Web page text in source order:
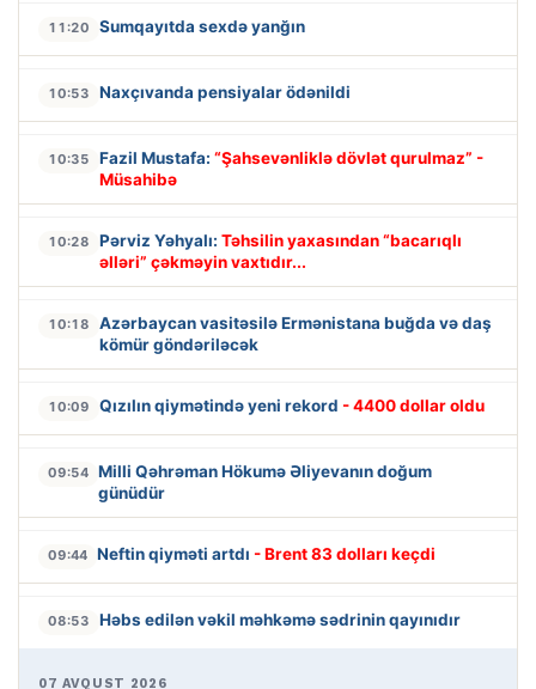
11:20 Sumqayıtda sexdə yanğın
10:53 Naxçıvanda pensiyalar ödənildi
10:35 Fazil Mustafa: “Şahsevənliklə dövlət qurulmaz” -
Müsahibə
10:28 Pərviz Yəhyalı: Təhsilin yaxasından “bacarıqlı
əlləri” çəkməyin vaxtıdır...
10:18
Azərbaycan vasitəsilə Ermənistana buğda və daş
kömür göndəriləcək
10:09 Qızılın qiymətində yeni rekord - 4400 dollar oldu
09:54 Milli Qəhrəman Hökumə Əliyevanın doğum
günüdür
09:44 Neftin qiyməti artdı - Brent 83 dolları keçdi
08:53 Həbs edilən vəkil məhkəmə sədrinin qayınıdır
07 AVQUST 2026